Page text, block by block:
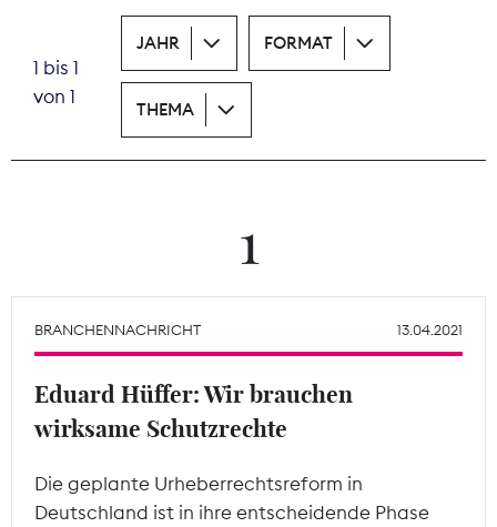
Print
Wächterpreis
Mitgliederbereich
1 bis 1
von 1
JAHR FORMAT
THEMA
1
BRANCHENNACHRICHT 13.04.2021
Eduard Hüffer: Wir brauchen
wirksame Schutzrechte
Die geplante Urheberrechtsreform in
Deutschland ist in ihre entscheidende Phase